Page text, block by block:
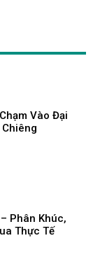
Vào Đại
Phân Khúc,
Thực Tế